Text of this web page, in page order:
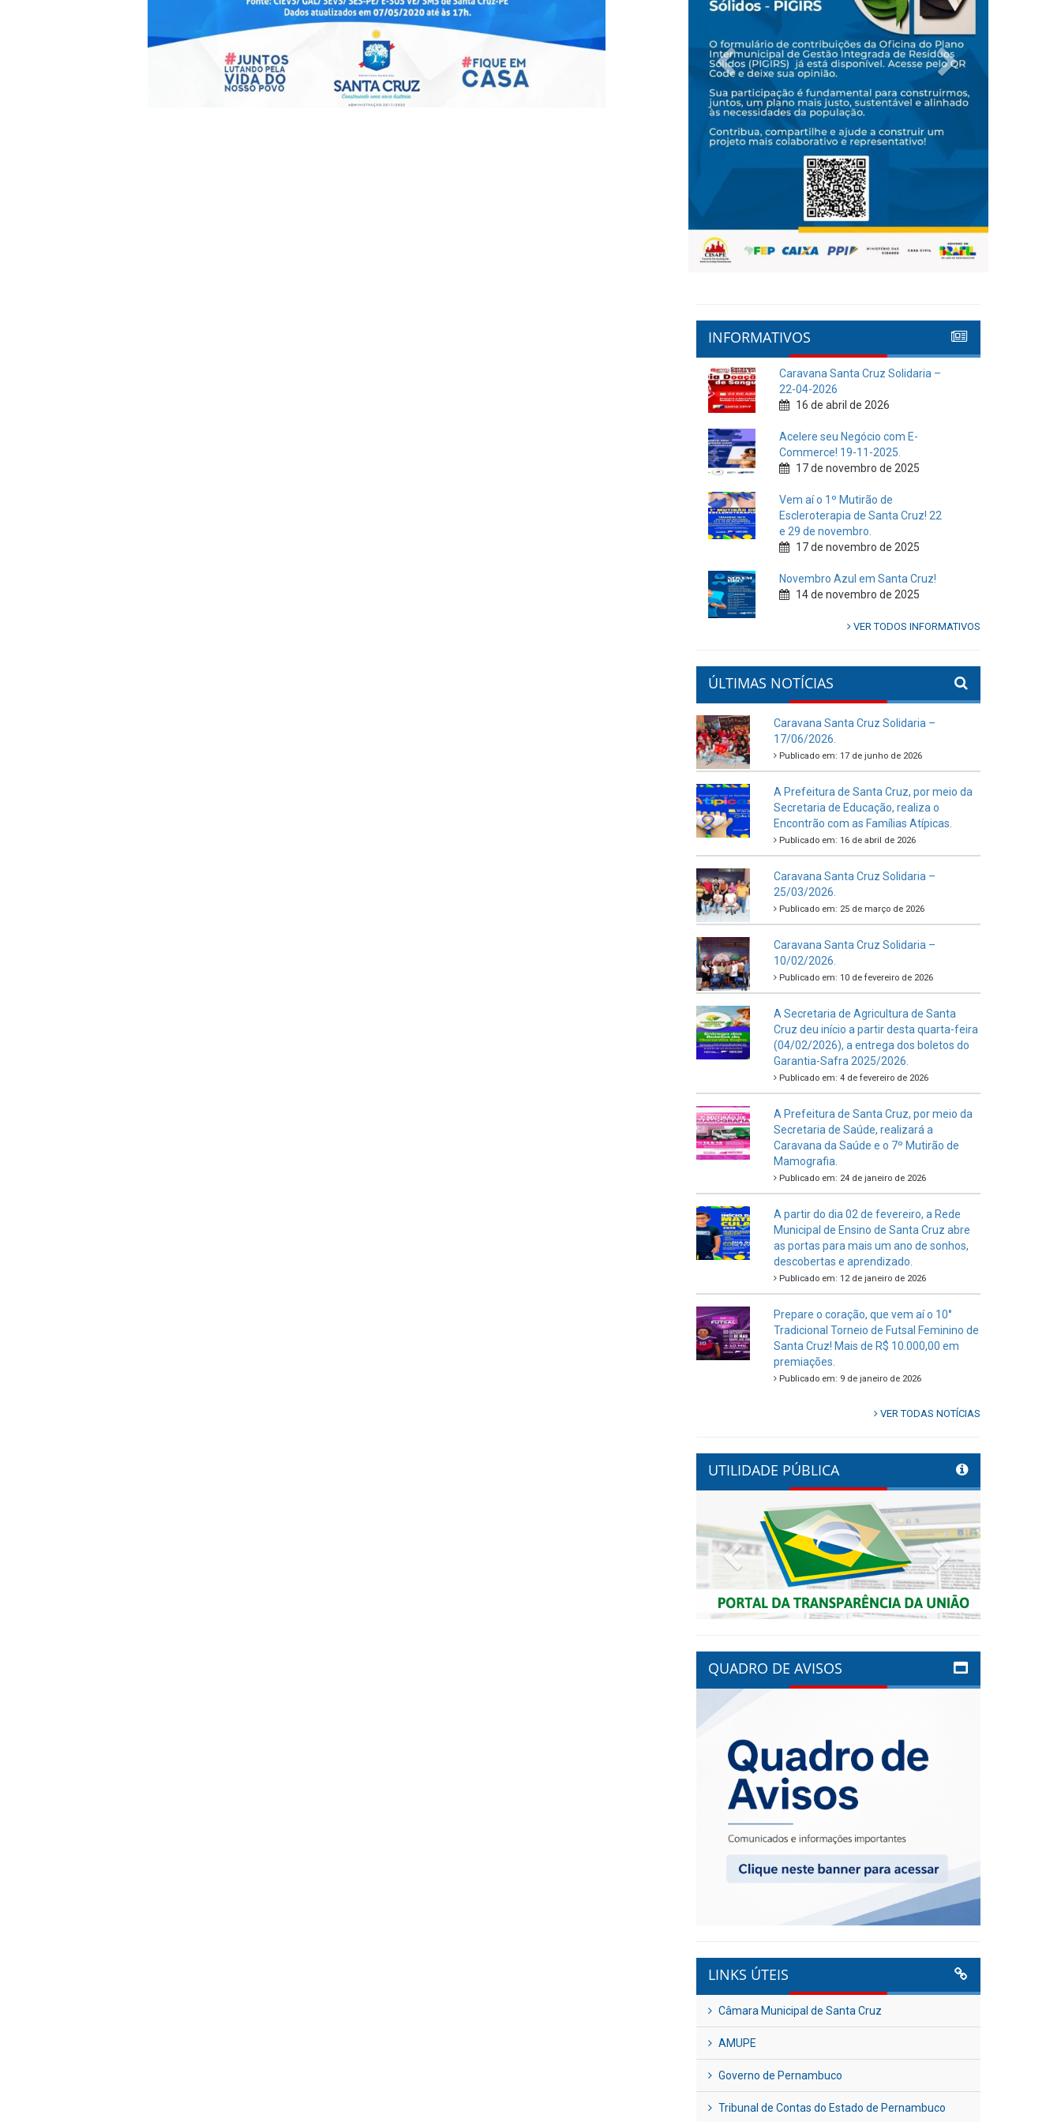
Previous Next
INFORMATIVOS
Caravana Santa Cruz Solidaria –
22-04-2026
16 de abril de 2026
Acelere seu Negócio com E-
Commerce! 19-11-2025.
17 de novembro de 2025
Vem aí o 1º Mutirão de
Escleroterapia de Santa Cruz! 22
e 29 de novembro.
17 de novembro de 2025
Novembro Azul em Santa Cruz!
14 de novembro de 2025
VER TODOS INFORMATIVOS
ÚLTIMAS NOTÍCIAS
Caravana Santa Cruz Solidaria –
17/06/2026.
Publicado em: 17 de junho de 2026
A Prefeitura de Santa Cruz, por meio da
Secretaria de Educação, realiza o
Encontrão com as Famílias Atípicas.
Publicado em: 16 de abril de 2026
Caravana Santa Cruz Solidaria –
25/03/2026.
Publicado em: 25 de março de 2026
Caravana Santa Cruz Solidaria –
10/02/2026.
Publicado em: 10 de fevereiro de 2026
A Secretaria de Agricultura de Santa
Cruz deu início a partir desta quarta-feira
(04/02/2026), a entrega dos boletos do
Garantia-Safra 2025/2026.
Publicado em: 4 de fevereiro de 2026
A Prefeitura de Santa Cruz, por meio da
Secretaria de Saúde, realizará a
Caravana da Saúde e o 7º Mutirão de
Mamografia.
Publicado em: 24 de janeiro de 2026
A partir do dia 02 de fevereiro, a Rede
Municipal de Ensino de Santa Cruz abre
as portas para mais um ano de sonhos,
descobertas e aprendizado.
Publicado em: 12 de janeiro de 2026
Prepare o coração, que vem aí o 10°
Tradicional Torneio de Futsal Feminino de
Santa Cruz! Mais de R$ 10.000,00 em
premiações.
Publicado em: 9 de janeiro de 2026
VER TODAS NOTÍCIAS
UTILIDADE PÚBLICA
Previous Next
QUADRO DE AVISOS
LINKS ÚTEIS
Câmara Municipal de Santa Cruz
AMUPE
Governo de Pernambuco
Tribunal de Contas do Estado de Pernambuco